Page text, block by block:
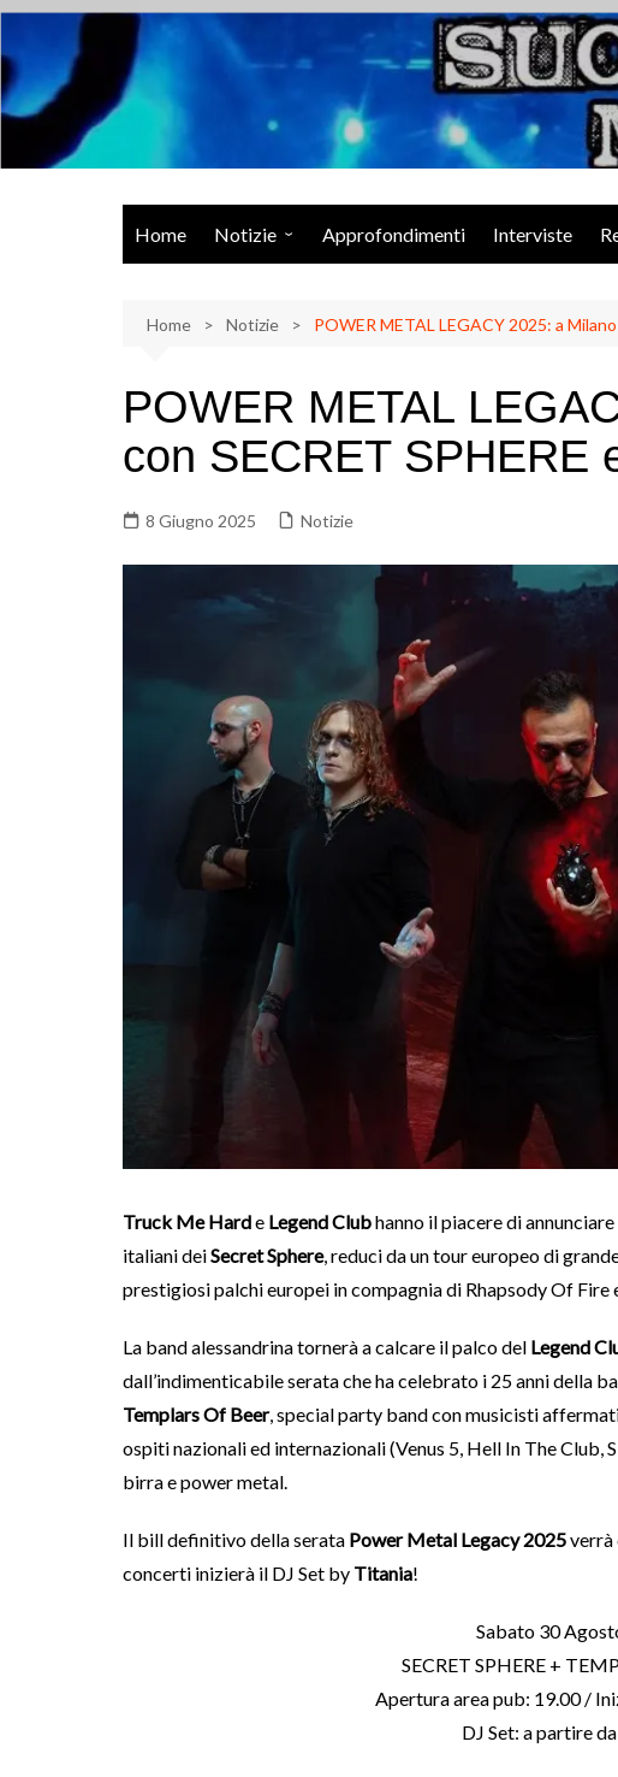
Salta
contenuto
Musica Rock, Metal, Punk e varie sonorità alternative
Home Notizie
Eventi
Libri
Approfondimenti Interviste
Home Notizie POWER METAL LEGACY 2025: a
POWER METAL
con SECRET SPHERE
8 Giugno 2025 Notizie
Truck Me Harde Legend Clubhanno il piacere di
italiani deiSecret Sphere, reduci da un tour europeo di
prestigiosi palchi europei in compagnia di Rhapsody Of Fire
La band alessandrina tornerà a calcare il palco del Legend
dall’indimenticabile serata che ha celebrato i 25 anni della
Templars Of Beer, special party band con musicisti
ospiti nazionali ed internazionali (Venus 5, Hell In The Club,
birra e power metal.
Il bill definitivo della serata Power Metal Legacy 2025verrà
concerti inizierà il DJ Set by Titania!
Sabato 30
SECRET SPHERE +
Apertura area pub: 19.00 /
DJ Set: a partire